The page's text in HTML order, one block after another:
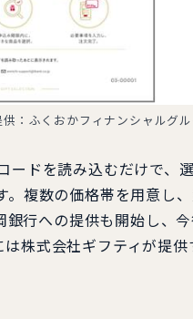
供：ふくおかフィナンシャルグ
ードを読み込むだけで、
複数の価格帯を用意し
行への提供も開始し、
株式会社ギフティが提